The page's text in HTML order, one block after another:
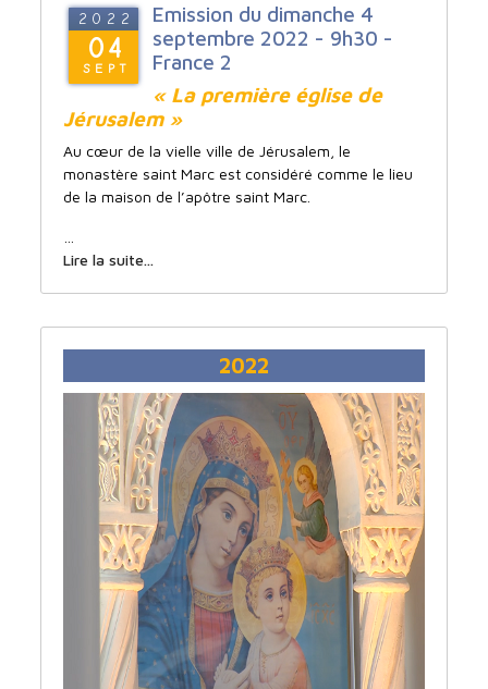
2022
04
SEPT
Emission du dimanche 4
septembre 2022 - 9h30 -
France 2
« La première église de
Jérusalem »
Au cœur de la vielle ville de Jérusalem, le
monastère saint Marc est considéré comme le lieu
de la maison de l’apôtre saint Marc.
Lire la suite...
2022